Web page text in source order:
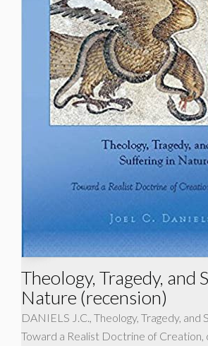
Theology, Tragedy, and
Nature (recension)
DANIELS J.C., Theology, Tragedy, and
Toward a Realist Doctrine of Creation,